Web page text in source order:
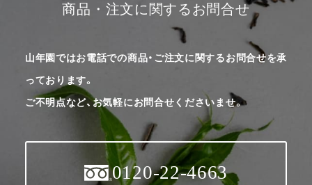
商品・注文に関するお問合せ
山年園ではお電話での商品・ご注文に関するお問合せを承
っております。
ご不明点など、お気軽にお問合せくださいませ。
0120-22-4663